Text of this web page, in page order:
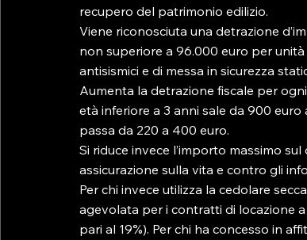
recupero del patrimonio edilizio.
Viene riconosciuta una detrazione
non superiore a 96.000 euro per
antisismici e di messa in sicurezza
Aumenta la detrazione fiscale per
età inferiore a 3 anni sale da 900
passa da 220 a 400 euro.
Si riduce invece l’importo massimo
assicurazione sulla vita e contro gli
Per chi invece utilizza la cedolare
agevolata per i contratti di locazione
pari al 19%). Per chi ha concesso in